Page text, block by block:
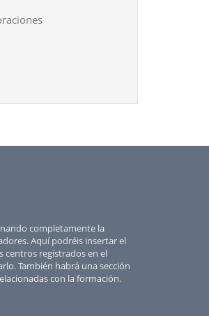
completamente la
Aquí podréis insertar el
centros registrados en el
También habrá una sección
con la formación.